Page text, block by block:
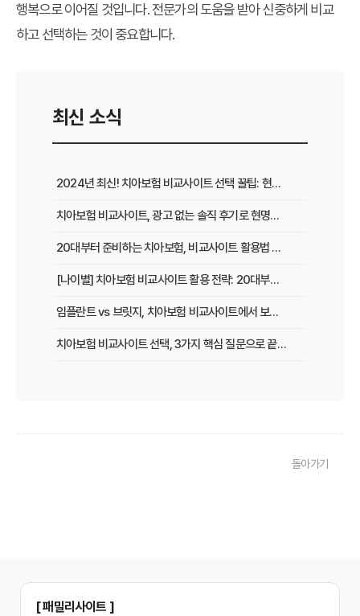
행복으로 이어질 것입니다. 전문가의 도움을 받아 신중하게 비교
하고 선택하는 것이 중요합니다.
최신 소식
2024년 최신! 치아보험 비교사이트 선택 꿀팁: 현명한 가입 전략 완벽 분석
치아보험 비교사이트, 광고 없는 솔직 후기로 현명하게 선택하는 법
20대부터 준비하는 치아보험, 비교사이트 활용법 A to Z
[나이별] 치아보험 비교사이트 활용 전략: 20대부터 60대까지 맞춤 가이드
임플란트 vs 브릿지, 치아보험 비교사이트에서 보장 범위 꼼꼼하게 확인하는 꿀팁
치아보험 비교사이트 선택, 3가지 핵심 질문으로 끝내기
돌아가기
[ 패밀리사이트 ]